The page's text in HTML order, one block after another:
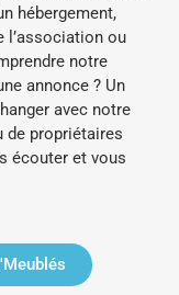
hébergement,
l’association ou
notre
annonce ? Un
avec notre
de propriétaires
écouter et vous